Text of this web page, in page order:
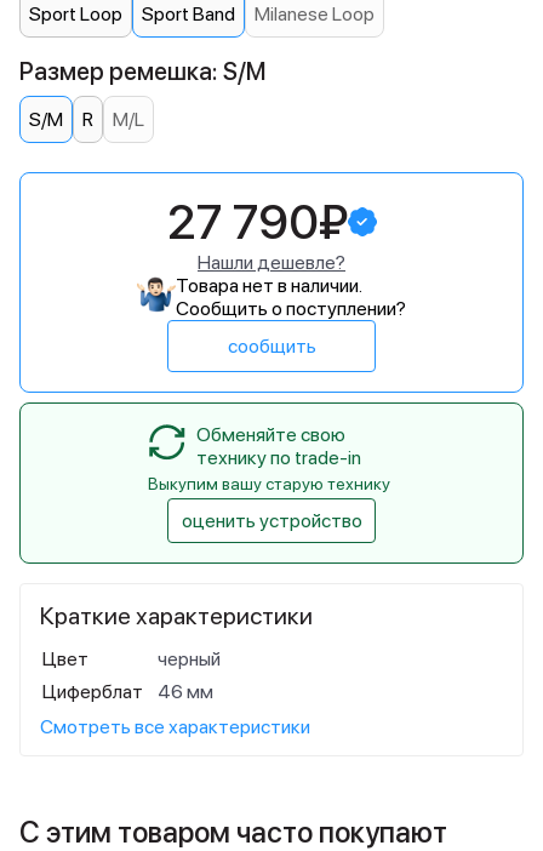
Краткие характеристики
Цвет
черный
Циферблат
46 мм
Смотреть все характеристики
Sport Loop Sport Band Milanese Loop
Размер ремешка: S/M
S/M R M/L
27 790₽
Нашли дешевле?
Товара нет в наличии.
Сообщить о поступлении?
сообщить
Обменяйте свою
технику по trade-in
Выкупим вашу старую технику
оценить устройство
С этим товаром часто покупают